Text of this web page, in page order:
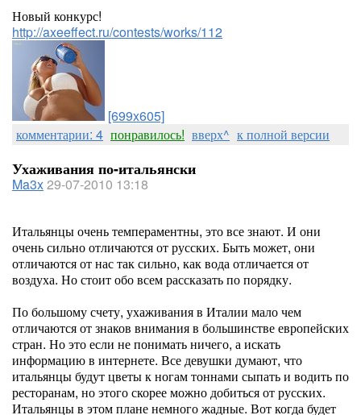
Новый конкурс!
http://axeeffect.ru/contests/works/112
[699x605]
комментарии: 4 понравилось! вверх^ к полной версии
Ухаживания по-итальянски
Ma3x29-07-2010 13:18
Итальянцы очень темпераментны, это все знают. И они
очень сильно отличаются от русских. Быть может, они
отличаются от нас так сильно, как вода отличается от
воздуха. Но стоит обо всем рассказать по порядку.
По большому счету, ухаживания в Италии мало чем
отличаются от знаков внимания в большинстве европейских
стран. Но это если не понимать ничего, а искать
информацию в интернете. Все девушки думают, что
итальянцы будут цветы к ногам тоннами сыпать и водить по
ресторанам, но этого скорее можно добиться от русских.
Итальянцы в этом плане немного жадные. Вот когда будет